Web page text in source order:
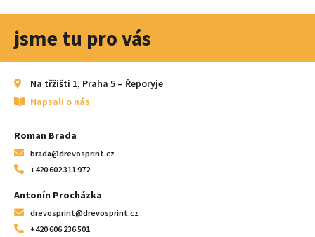
jsme tu pro vás
Na třžišti 1, Praha 5 – Řeporyje
Napsali o nás
Roman Brada
brada@drevosprint.cz
+420 602 311 972
Antonín Procházka
drevosprint@drevosprint.cz
+420 606 236 501